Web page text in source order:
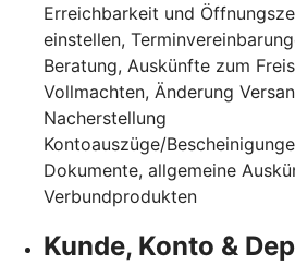
Erreichbarkeit und
einstellen,
Beratung, Auskünfte zum
Vollmachten, Änderung
Nacherstellung
Kontoauszüge/
Dokumente, allgemeine
Verbundprodukten
Kunde, Konto &